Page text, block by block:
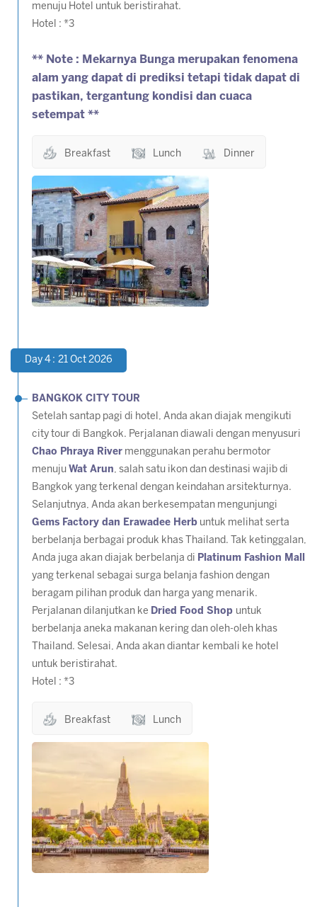
menuju Hotel untuk beristirahat.
Hotel : *3
** Note : Mekarnya Bunga merupakan fenomena
alam yang dapat di prediksi tetapi tidak dapat di
pastikan, tergantung kondisi dan cuaca
setempat **
Breakfast Lunch Dinner
Day 4 : 21 Oct 2026
BANGKOK CITY TOUR
Setelah santap pagi di hotel, Anda akan diajak mengikuti
city tour di Bangkok. Perjalanan diawali dengan menyusuri
Chao Phraya River menggunakan perahu bermotor
menuju Wat Arun, salah satu ikon dan destinasi wajib di
Bangkok yang terkenal dengan keindahan arsitekturnya.
Selanjutnya, Anda akan berkesempatan mengunjungi
Gems Factory dan Erawadee Herb untuk melihat serta
berbelanja berbagai produk khas Thailand. Tak ketinggalan,
Anda juga akan diajak berbelanja di Platinum Fashion Mall
yang terkenal sebagai surga belanja fashion dengan
beragam pilihan produk dan harga yang menarik.
Perjalanan dilanjutkan ke Dried Food Shop untuk
berbelanja aneka makanan kering dan oleh-oleh khas
Thailand. Selesai, Anda akan diantar kembali ke hotel
untuk beristirahat.
Hotel : *3
Breakfast Lunch